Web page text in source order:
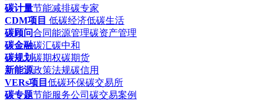
碳计量节能减排碳专家
CDM项目 低碳经济低碳生活
碳顾问合同能源管理碳资产管理
碳金融碳汇碳中和
碳规划碳期权碳期货
新能源政策法规碳信用
VERs项目 低碳环保碳交易所
碳专题节能服务公司 碳交易案例